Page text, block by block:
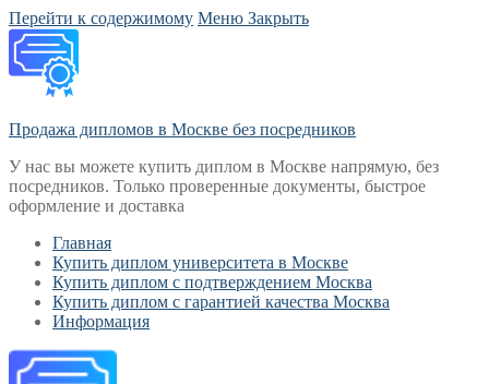
Перейти к содержимому Меню Закрыть
Продажа дипломов в Москве без посредников
У нас вы можете купить диплом в Москве напрямую, без
посредников. Только проверенные документы, быстрое
оформление и доставка
Главная
Купить диплом университета в Москве
Купить диплом с подтверждением Москва
Купить диплом с гарантией качества Москва
Информация